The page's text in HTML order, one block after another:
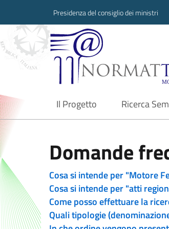
Presidenza del consiglio dei ministri
Il Progetto
current Ricerca
Domande
Cosa si intende per "Motore
Cosa si intende per "atti
Come posso effettuare la
Quali tipologie